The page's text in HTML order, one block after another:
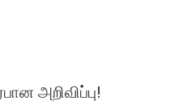
அறிவிப்பு!